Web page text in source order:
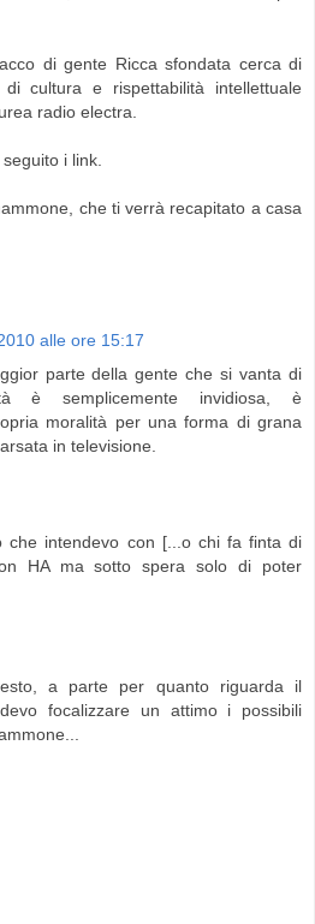
di gente Ricca sfondata cerca di
cultura e rispettabilità intellettuale
radio electra.
i link.
che ti verrà recapitato a casa
alle ore 15:17
parte della gente che si vanta di
è semplicemente invidiosa, è
moralità per una forma di grana
in televisione.
che intendevo con [...o chi fa finta di
HA ma sotto spera solo di poter
a parte per quanto riguarda il
focalizzare un attimo i possibili